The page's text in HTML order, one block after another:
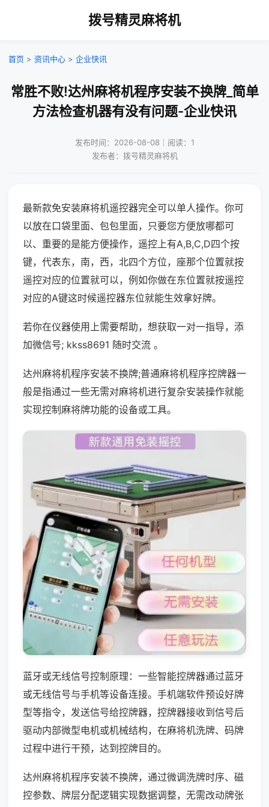
拨号精灵麻将机
首页 > 资讯中心 > 企业快讯
常胜不败!达州麻将机程序安装不换牌_简单
方法检查机器有没有问题-企业快讯
发布时间：2026-08-08｜阅读：1
发布者：拨号精灵麻将机
最新款免安装麻将机遥控器完全可以单人操作。你可
以放在口袋里面、包包里面，只要您方便放哪都可
以、重要的是能方便操作，遥控上有A,B,C,D四个按
键，代表东，南，西，北四个方位，座那个位置就按
遥控对应的位置就可以，例如你做在东位置就按遥控
对应的A键这时候遥控器东位就能生效拿好牌。
若你在仪器使用上需要帮助，想获取一对一指导，添
加微信号; kkss8691 随时交流 。
达州麻将机程序安装不换牌;普通麻将机程序控牌器一
般是指通过一些无需对麻将机进行复杂安装操作就能
实现控制麻将牌功能的设备或工具。
蓝牙或无线信号控制原理：一些智能控牌器通过蓝牙
或无线信号与手机等设备连接。手机端软件预设好牌
型等指令，发送信号给控牌器，控牌器接收到信号后
驱动内部微型电机或机械结构，在麻将机洗牌、码牌
过程中进行干预，达到控牌目的。
达州麻将机程序安装不换牌，通过微调洗牌时序、磁
控参数、牌层分配逻辑实现数据调整，无需改动牌张